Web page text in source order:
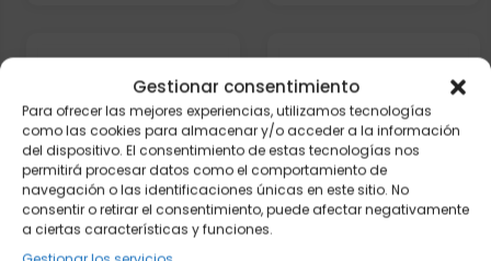
Gestionar consentimiento
Para ofrecer las mejores experiencias, utilizamos tecnologías
como las cookies para almacenar y/o acceder a la información
del dispositivo. El consentimiento de estas tecnologías nos
permitirá procesar datos como el comportamiento de
navegación o las identificaciones únicas en este sitio. No
consentir o retirar el consentimiento, puede afectar negativamente
a ciertas características y funciones.
Matcha Chawan
"Kumo"
36,50€
Matcha Chawan "Yu-
Hi" rosa